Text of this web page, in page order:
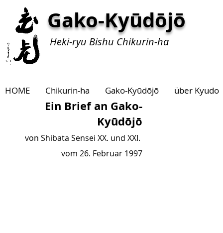
Gako-Kyūdōjō
Heki-ryu Bishu Chikurin-ha
HOME Chikurin-ha Gako-Kyūdōjō über Kyudo
Ein Brief an Gako-
Kyūdōjō
von Shibata Sensei XX. und XXI.
vom 26. Februar 1997